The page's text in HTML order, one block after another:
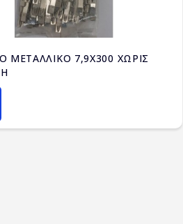
ΜΕΤΑΛΛΙΚΟ 7,9X300 ΧΩΡΙΣ